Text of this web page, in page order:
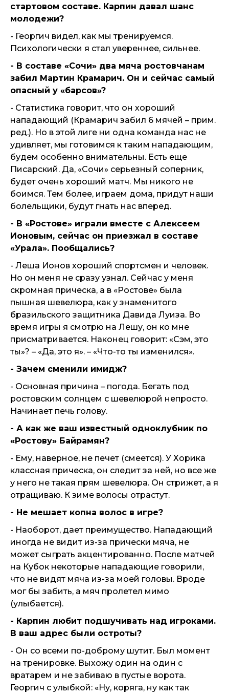
стартовом составе. Карпин давал шанс
молодежи?
- Георгич видел, как мы тренируемся.
Психологически я стал увереннее, сильнее.
- В составе «Сочи» два мяча ростовчанам
забил Мартин Крамарич. Он и сейчас самый
опасный у «барсов»?
- Статистика говорит, что он хороший
нападающий (Крамарич забил 6 мячей – прим.
ред.). Но в этой лиге ни одна команда нас не
удивляет, мы готовимся к таким нападающим,
будем особенно внимательны. Есть еще
Писарский. Да, «Сочи» серьезный соперник,
будет очень хороший матч. Мы никого не
боимся. Тем более, играем дома, придут наши
болельщики, будут гнать нас вперед.
- В «Ростове» играли вместе с Алексеем
Ионовым, сейчас он приезжал в составе
«Урала». Пообщались?
- Леша Ионов хороший спортсмен и человек.
Но он меня не сразу узнал. Сейчас у меня
скромная прическа, а в «Ростове» была
пышная шевелюра, как у знаменитого
бразильского защитника Давида Луиза. Во
время игры я смотрю на Лешу, он ко мне
присматривается. Наконец говорит: «Сэм, это
ты»? – «Да, это я». – «Что-то ты изменился».
- Зачем сменили имидж?
- Основная причина – погода. Бегать под
ростовским солнцем с шевелюрой непросто.
Начинает печь голову.
- А как же ваш известный одноклубник по
«Ростову» Байрамян?
- Ему, наверное, не печет (смеется). У Хорика
классная прическа, он следит за ней, но все же
у него не такая прям шевелюра. Он стрижет, а я
отращиваю. К зиме волосы отрастут.
- Не мешает копна волос в игре?
- Наоборот, дает преимущество. Нападающий
иногда не видит из-за прически мяча, не
может сыграть акцентированно. После матчей
на Кубок некоторые нападающие говорили,
что не видят мяча из-за моей головы. Вроде
мог бы забить, а мяч пролетел мимо
(улыбается).
- Карпин любит подшучивать над игроками.
В ваш адрес были остроты?
- Он со всеми по-доброму шутит. Был момент
на тренировке. Выхожу один на один с
вратарем и не забиваю в пустые ворота.
Георгич с улыбкой: «Ну, коряга, ну как так